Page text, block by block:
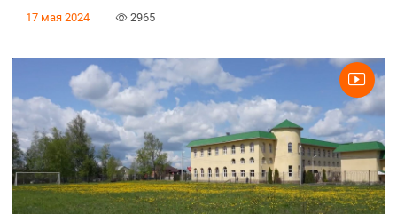
17 мая 2024 2965